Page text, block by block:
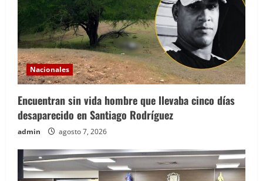
Nacionales
Encuentran sin vida hombre que llevaba cinco días
desaparecido en Santiago Rodríguez
admin agosto 7, 2026